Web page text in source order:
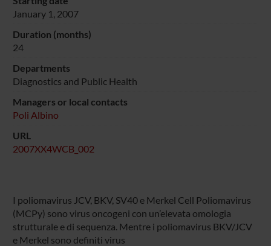
January 1, 2007
Duration (months)
24
Departments
Diagnostics and Public Health
Managers or local contacts
Poli Albino
URL
2007XX4WCB_002
I poliomavirus JCV, BKV, SV40 e Merkel Cell Poliomavirus
(MCPy) sono virus oncogeni con un’elevata omologia
strutturale e di sequenza. Mentre i poliomavirus BKV/JCV
e Merkel sono definiti virus